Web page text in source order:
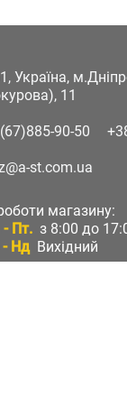
Україна,
11
90-50
st.com.ua
магазину:
- Пт. з 8:00 до
- Нд Вихідний